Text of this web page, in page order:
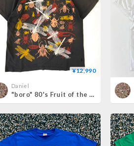
¥12,990
Daniel
"boro" 80's Fruit of the loom "insect" "両面" Tシャツ Lサイズ USA製